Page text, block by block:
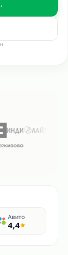
Авито
4,4